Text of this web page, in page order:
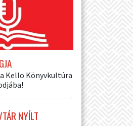
Kello Könyvkultúra
NYÍLT